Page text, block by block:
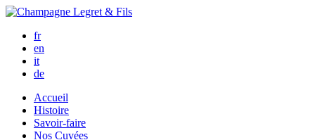
fr
en
it
de
Accueil
Histoire
Savoir-faire
Nos Cuvées